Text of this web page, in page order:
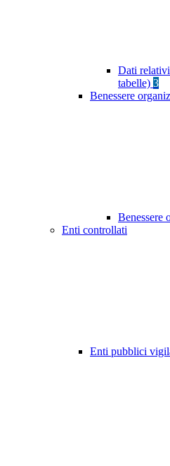
Dati
tabelle) 3
Benessere
Benessere
Enti controllati
Enti pubblici